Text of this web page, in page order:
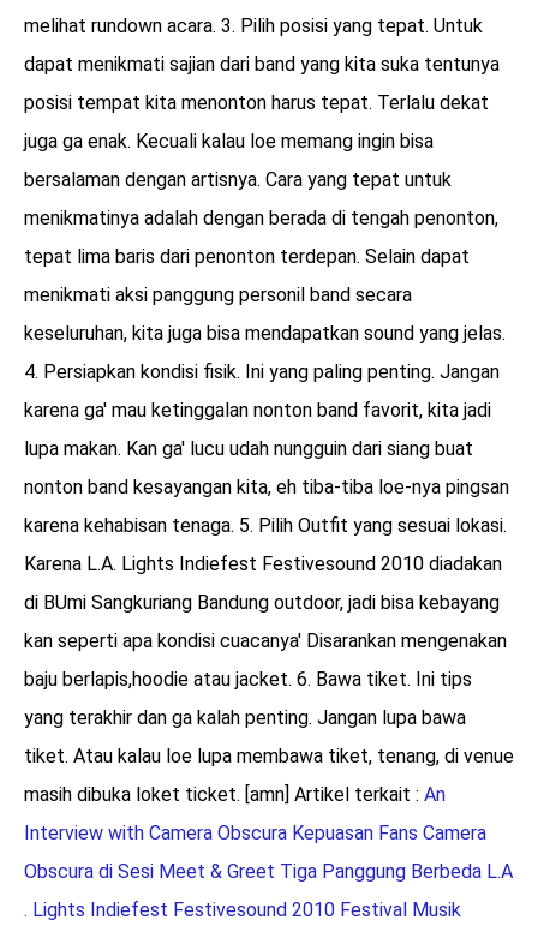
melihat rundown acara. 3. Pilih posisi yang tepat. Untuk
dapat menikmati sajian dari band yang kita suka tentunya
posisi tempat kita menonton harus tepat. Terlalu dekat
juga ga enak. Kecuali kalau loe memang ingin bisa
bersalaman dengan artisnya. Cara yang tepat untuk
menikmatinya adalah dengan berada di tengah penonton,
tepat lima baris dari penonton terdepan. Selain dapat
menikmati aksi panggung personil band secara
keseluruhan, kita juga bisa mendapatkan sound yang jelas.
4. Persiapkan kondisi fisik. Ini yang paling penting. Jangan
karena ga' mau ketinggalan nonton band favorit, kita jadi
lupa makan. Kan ga' lucu udah nungguin dari siang buat
nonton band kesayangan kita, eh tiba-tiba loe-nya pingsan
karena kehabisan tenaga. 5. Pilih Outfit yang sesuai lokasi.
Karena L.A. Lights Indiefest Festivesound 2010 diadakan
di BUmi Sangkuriang Bandung outdoor, jadi bisa kebayang
kan seperti apa kondisi cuacanya' Disarankan mengenakan
baju berlapis,hoodie atau jacket. 6. Bawa tiket. Ini tips
yang terakhir dan ga kalah penting. Jangan lupa bawa
tiket. Atau kalau loe lupa membawa tiket, tenang, di venue
masih dibuka loket ticket. [amn] Artikel terkait : An
Interview with Camera Obscura Kepuasan Fans Camera
Obscura di Sesi Meet & Greet Tiga Panggung Berbeda L.A
. Lights Indiefest Festivesound 2010 Festival Musik